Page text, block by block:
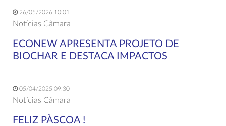
26/05/2026 10:01
Notícias Câmara
ECONEW APRESENTA PROJETO DE
BIOCHAR E DESTACA IMPACTOS
05/04/2025 09:30
Notícias Câmara
FELIZ PÀSCOA !